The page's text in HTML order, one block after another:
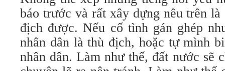
báo trước và rất xây dựng nêu trên
địch được. Nếu cố tình gán ghép
nhân dân là thù địch, hoặc tự mình
nhân dân. Làm như thế, đất nước sẽ